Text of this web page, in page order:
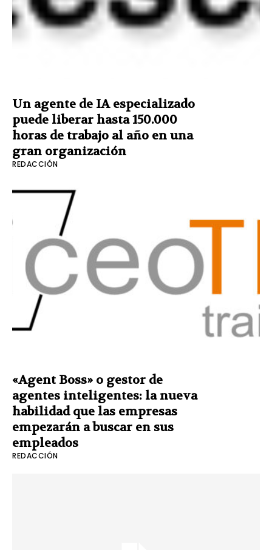
Un agente de IA especializado
puede liberar hasta 150.000
horas de trabajo al año en una
gran organización
REDACCIÓN
«Agent Boss» o gestor de
agentes inteligentes: la nueva
habilidad que las empresas
empezarán a buscar en sus
empleados
REDACCIÓN